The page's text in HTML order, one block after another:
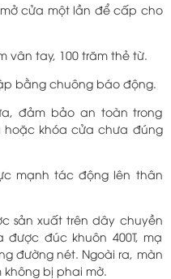
cửa một lần để cấp cho
vân tay, 100 trăm thẻ từ.
bằng chuông báo động.
đảm bảo an toàn trong
khóa cửa chưa đúng
mạnh tác động lên thân
sản xuất trên dây chuyền
đúc khuôn 400T, mạ
đường nét. Ngoài ra, màn
bị phai mờ.